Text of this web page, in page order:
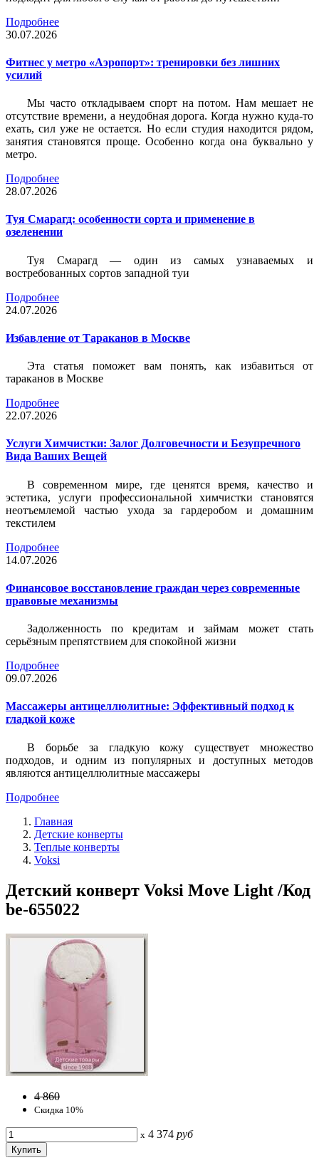
Подробнее
30.07.2026
Фитнес у метро «Аэропорт»: тренировки без лишних
усилий
Мы часто откладываем спорт на потом. Нам мешает не
отсутствие времени, а неудобная дорога. Когда нужно куда-то
ехать, сил уже не остается. Но если студия находится рядом,
занятия становятся проще. Особенно когда она буквально у
метро.
Подробнее
28.07.2026
Туя Смарагд: особенности сорта и применение в
озеленении
Туя Смарагд — один из самых узнаваемых и
востребованных сортов западной туи
Подробнее
24.07.2026
Избавление от Тараканов в Москве
Эта статья поможет вам понять, как избавиться от
тараканов в Москве
Подробнее
22.07.2026
Услуги Химчистки: Залог Долговечности и Безупречного
Вида Ваших Вещей
В современном мире, где ценятся время, качество и
эстетика, услуги профессиональной химчистки становятся
неотъемлемой частью ухода за гардеробом и домашним
текстилем
Подробнее
14.07.2026
Финансовое восстановление граждан через современные
правовые механизмы
Задолженность по кредитам и займам может стать
серьёзным препятствием для спокойной жизни
Подробнее
09.07.2026
Массажеры антицеллюлитные: Эффективный подход к
гладкой коже
В борьбе за гладкую кожу существует множество
подходов, и одним из популярных и доступных методов
являются антицеллюлитные массажеры
Подробнее
Главная
Детские конверты
Теплые конверты
Voksi
Детский конверт Voksi Move Light /Код
be-655022
4 860
Скидка 10%
x 4 374 руб